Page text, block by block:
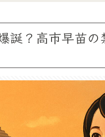
誕？高市早苗